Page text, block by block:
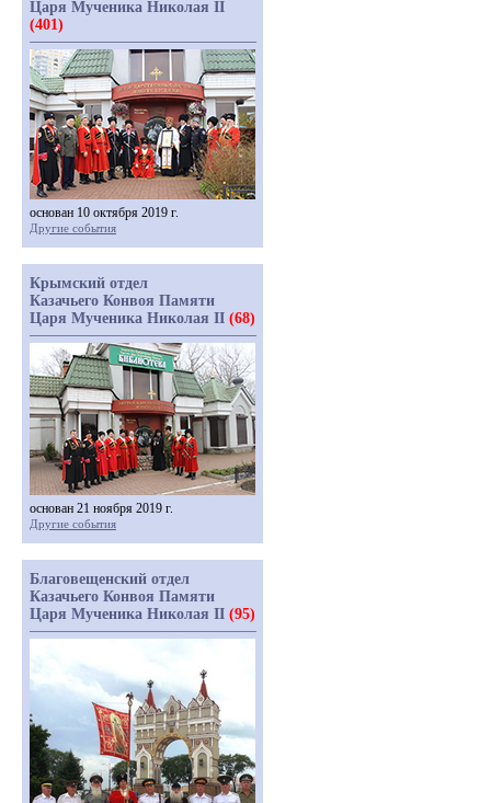
Царя Мученика Николая II
(401)
основан 10 октября 2019 г.
Другие события
Крымский отдел
Казачьего Конвоя Памяти
Царя Мученика Николая II (68)
основан 21 ноября 2019 г.
Другие события
Благовещенский отдел
Казачьего Конвоя Памяти
Царя Мученика Николая II (95)